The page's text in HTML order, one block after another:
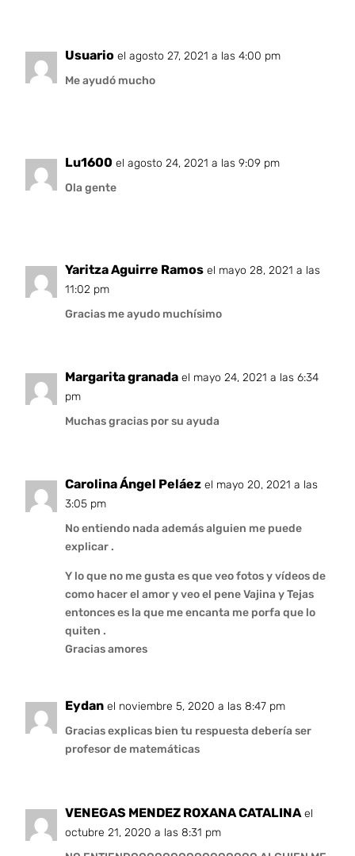
Usuario el agosto 27, 2021 a las 4:00 pm
Me ayudó mucho
Lu1600 el agosto 24, 2021 a las 9:09 pm
Ola gente
Yaritza Aguirre Ramos el mayo 28, 2021 a las
11:02 pm
Gracias me ayudo muchísimo
Margarita granada el mayo 24, 2021 a las 6:34
pm
Muchas gracias por su ayuda
Carolina Ángel Peláez el mayo 20, 2021 a las
3:05 pm
No entiendo nada además alguien me puede
explicar .
Y lo que no me gusta es que veo fotos y vídeos de
como hacer el amor y veo el pene Vajina y Tejas
entonces es la que me encanta me porfa que lo
quiten .
Gracias amores
Eydan el noviembre 5, 2020 a las 8:47 pm
Gracias explicas bien tu respuesta debería ser
profesor de matemáticas
VENEGAS MENDEZ ROXANA CATALINA el
octubre 21, 2020 a las 8:31 pm